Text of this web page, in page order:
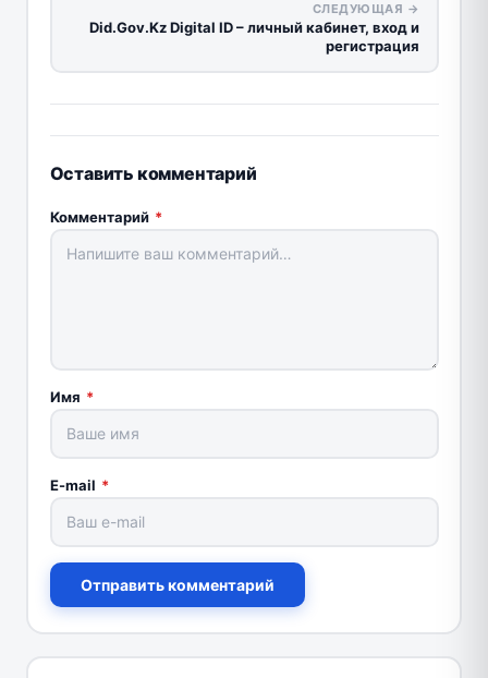
СЛЕДУЮЩАЯ →
Did.Gov.Kz Digital ID – личный кабинет, вход и
регистрация
Оставить комментарий
Комментарий *
Имя *
E-mail *
Отправить комментарий